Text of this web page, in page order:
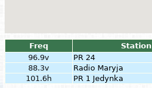
Freq Station
96.9v
PR 24
88.3v
Radio Maryja
101.6h
PR 1 Jedynka